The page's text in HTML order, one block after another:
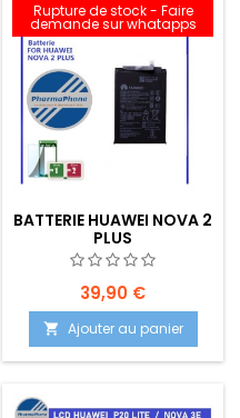
Rupture de stock - Faire
demande sur whatapps
BATTERIE HUAWEI NOVA 2
PLUS
39,90 €
 Ajouter au panier